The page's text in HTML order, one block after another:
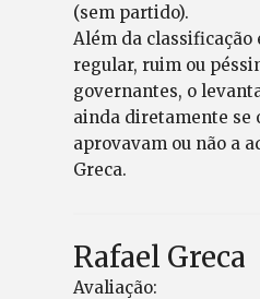
(sem partido).
Além da classificação
regular, ruim ou
governantes, o
ainda diretamente se
aprovavam ou não a
Greca.
Rafael Greca
Avaliação: